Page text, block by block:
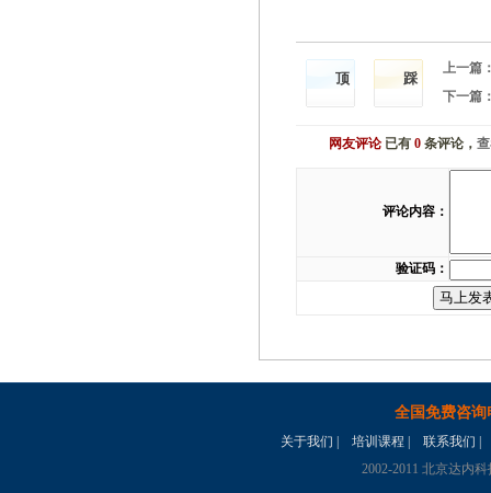
顶 踩
上一篇
下一篇
网友评论已有 0 条评论，
评论内容：
验证码：
全国免费咨询
关于我们 培训课程 联系我们
2002-2011 北京达内